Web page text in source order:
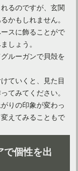
るのですが、玄関
かもしれません。
スに飾ることがで
しょう。
ルーガンで貝殻を
ていくと、見た目
てみてください。
りの印象が変わっ
えてみることもで
で個性を出